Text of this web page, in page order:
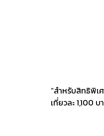
“สำหรับสิทธิพิเ
เที่ยวละ 1,100